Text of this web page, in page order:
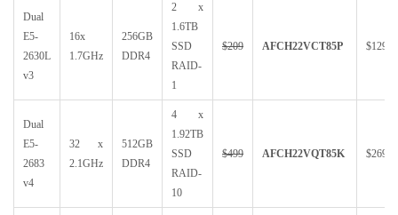
Dual
E5-
2630L
v3
16x
1.7GHz
256GB
DDR4
2 x
1.6TB
SSD
RAID-
1
$209 AFCH22VCT85P $129
Dual
E5-
2683
v4
32 x
2.1GHz
512GB
DDR4
4 x
1.92TB
SSD
RAID-
10
$499 AFCH22VQT85K $269